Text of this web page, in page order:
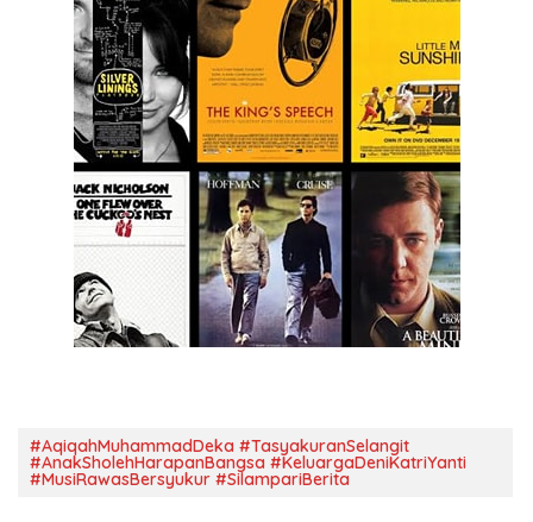
#AqiqahMuhammadDeka #TasyakuranSelangit
#AnakSholehHarapanBangsa #KeluargaDeniKatriYanti
#MusiRawasBersyukur #SilampariBerita